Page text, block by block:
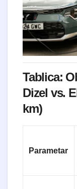
Tablica:
Dizel vs.
km)
Parametar